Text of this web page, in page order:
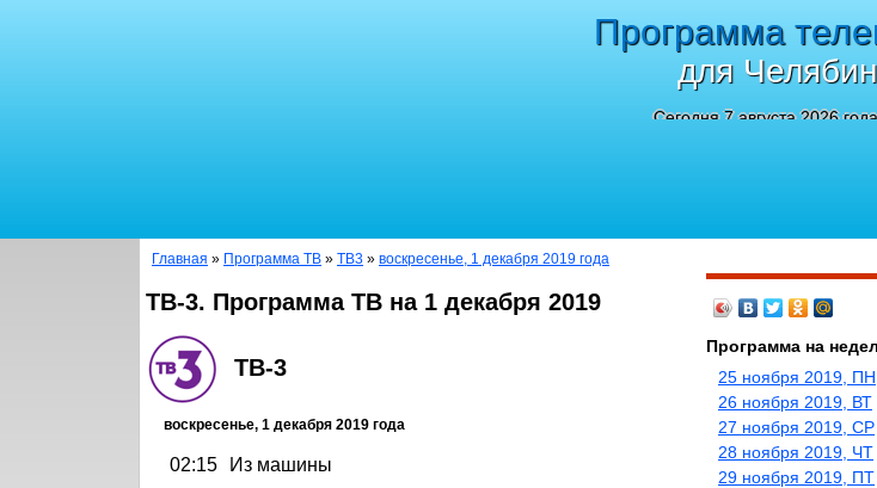
Программа
для
Сегодня 7 августа 2026
Главная » Программа ТВ » ТВ3 » воскресенье, 1 декабря 2019 года
ТВ-3. Программа ТВ на 1 декабря 2019
ТВ-3
воскресенье, 1 декабря 2019 года
02:15
Из машины
Программа на
25 ноября 2019, ПН
26 ноября 2019, ВТ
27 ноября 2019, СР
28 ноября 2019, ЧТ
29 ноября 2019, ПТ